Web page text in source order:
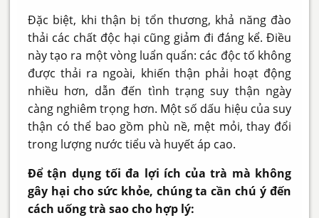
Đặc biệt, khi thận bị tổn thương, khả năng đào
thải các chất độc hại cũng giảm đi đáng kể. Điều
này tạo ra một vòng luẩn quẩn: các độc tố không
được thải ra ngoài, khiến thận phải hoạt động
nhiều hơn, dẫn đến tình trạng suy thận ngày
càng nghiêm trọng hơn. Một số dấu hiệu của suy
thận có thể bao gồm phù nề, mệt mỏi, thay đổi
trong lượng nước tiểu và huyết áp cao.
Để tận dụng tối đa lợi ích của trà mà không
gây hại cho sức khỏe, chúng ta cần chú ý đến
cách uống trà sao cho hợp lý: